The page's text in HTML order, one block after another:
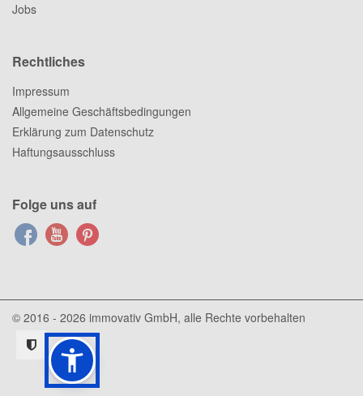
Jobs
Rechtliches
Impressum
Allgemeine Geschäftsbedingungen
Erklärung zum Datenschutz
Haftungsausschluss
Folge uns auf
© 2016 - 2026 immovativ GmbH, alle Rechte vorbehalten